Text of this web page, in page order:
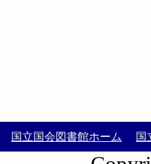
国立国会図書館ホーム 国